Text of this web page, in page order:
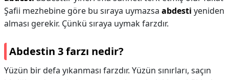
Şafii mezhebine göre bu sıraya uymazsa abdesti yeniden
alması gerekir. Çünkü sıraya uymak farzdır.
Abdestin 3 farzı nedir?
Yüzün bir defa yıkanması farzdır. Yüzün sınırları, saçın